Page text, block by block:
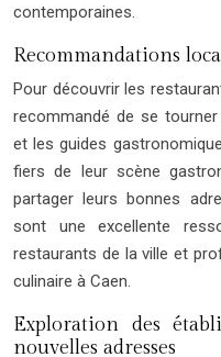
contemporaines.
Recommandations
Pour découvrir les
recommandé de se
et les guides
fiers de leur scène
partager leurs bonnes
sont une excellente
restaurants de la ville et
culinaire à Caen.
Exploration des
nouvelles adresses